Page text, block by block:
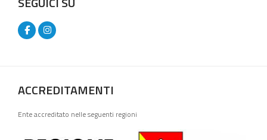
ACCREDITAMENTI
Ente accreditato nelle seguenti regioni